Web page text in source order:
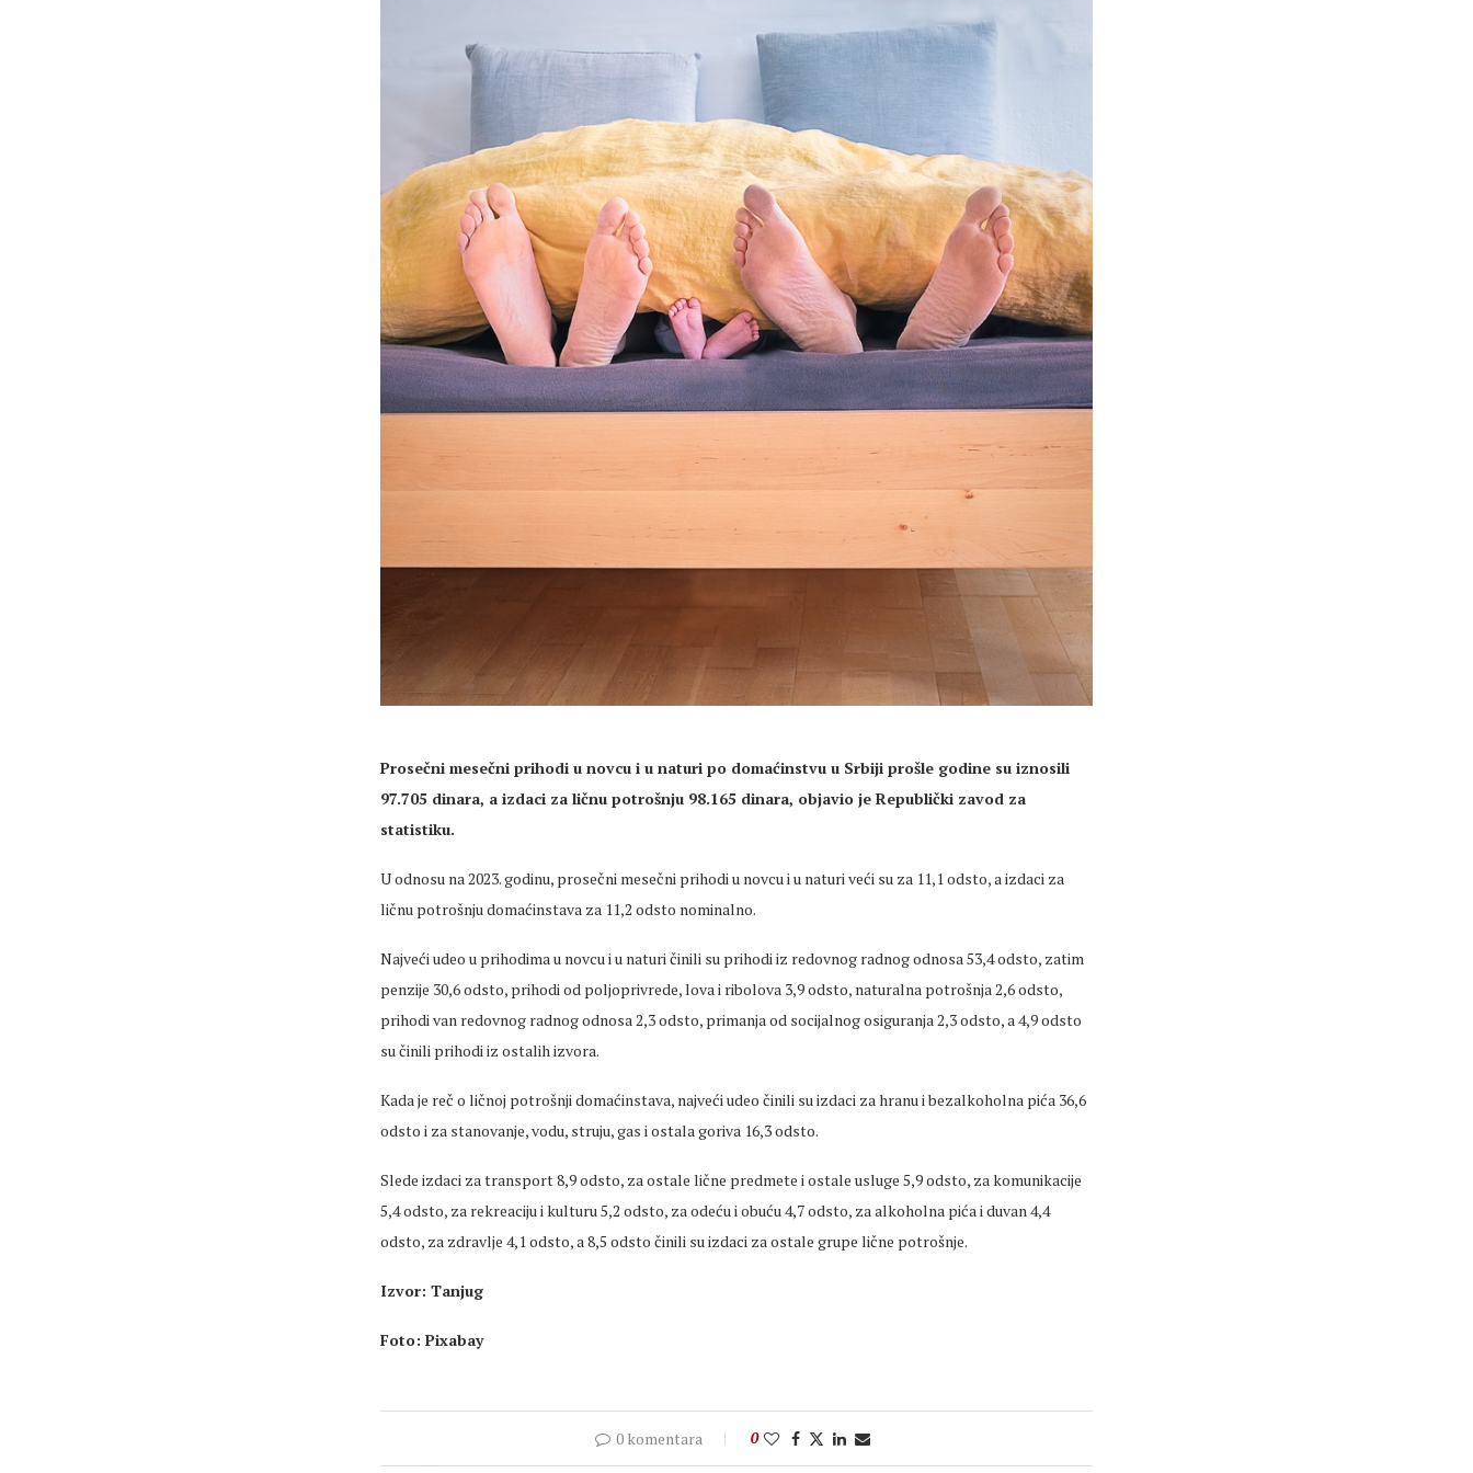
Prosečni mesečni prihodi u novcu i u naturi po domaćinstvu u Srbiji prošle godine su iznosili
97.705 dinara, a izdaci za ličnu potrošnju 98.165 dinara, objavio je Republički zavod za
statistiku.
U odnosu na 2023. godinu, prosečni mesečni prihodi u novcu i u naturi veći su za 11,1 odsto, a izdaci za
ličnu potrošnju domaćinstava za 11,2 odsto nominalno.
Najveći udeo u prihodima u novcu i u naturi činili su prihodi iz redovnog radnog odnosa 53,4 odsto, zatim
penzije 30,6 odsto, prihodi od poljoprivrede, lova i ribolova 3,9 odsto, naturalna potrošnja 2,6 odsto,
prihodi van redovnog radnog odnosa 2,3 odsto, primanja od socijalnog osiguranja 2,3 odsto, a 4,9 odsto
su činili prihodi iz ostalih izvora.
Kada je reč o ličnoj potrošnji domaćinstava, najveći udeo činili su izdaci za hranu i bezalkoholna pića 36,6
odsto i za stanovanje, vodu, struju, gas i ostala goriva 16,3 odsto.
Slede izdaci za transport 8,9 odsto, za ostale lične predmete i ostale usluge 5,9 odsto, za komunikacije
5,4 odsto, za rekreaciju i kulturu 5,2 odsto, zaodećui obuću 4,7 odsto, za alkoholna pića i duvan 4,4
odsto, za zdravlje 4,1 odsto, a 8,5 odsto činili su izdaci za ostale grupe lične potrošnje.
Izvor: Tanjug
Foto: Pixabay
0 komentara 0